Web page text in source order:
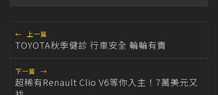
← 上一篇
TOYOTA秋季健診 行車安全 輪輪有責
下一篇 →
超稀有Renault Clio V6等你入主！7萬美元又